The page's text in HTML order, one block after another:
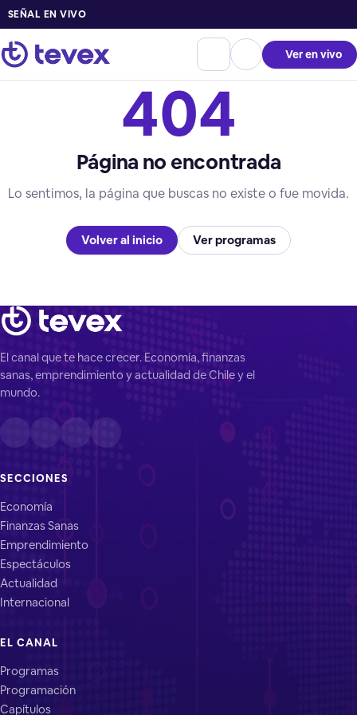
SEÑAL EN VIVO
Ver en vivo
404
Página no encontrada
Lo sentimos, la página que buscas no existe o fue movida.
Volver al inicio Ver programas
El canal que te hace crecer. Economía, finanzas
sanas, emprendimiento y actualidad de Chile y el
mundo.
SECCIONES
Economía
Finanzas Sanas
Emprendimiento
Espectáculos
Actualidad
Internacional
EL CANAL
Programas
Programación
Capítulos